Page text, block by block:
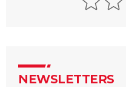
NEWSLETTERS